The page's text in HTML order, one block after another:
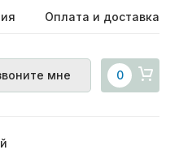
Оплата и доставка
мне 0